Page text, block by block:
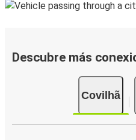
Descubre más
Covilhã